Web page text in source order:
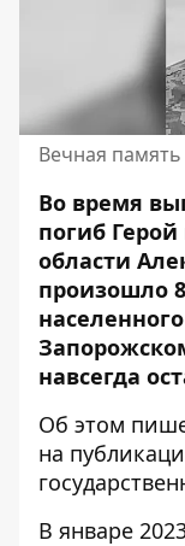
Вечная
Во время
погиб
области
произошло
навсегда
Об этом
на
В январе